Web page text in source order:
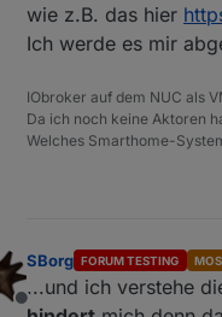
War
Aber
Hierzu
Kurze
wie z.B. das hier
Ich werde es mir
IObroker auf dem NUC als
Da ich noch keine Aktoren
Welches Smarthome-
Offline
SBorg FORUM TESTING
...und ich verstehe